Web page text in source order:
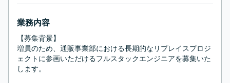
業務内容
【募集背景】
増員のため、通販事業部における長期的なリプレイスプロジ
ェクトに参画いただけるフルスタックエンジニアを募集いた
します。